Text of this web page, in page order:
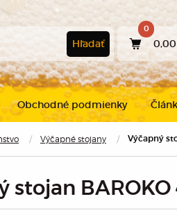
Hľadať
0
Výčapné stojany Výčapný
stojan
Obchodné podmienky